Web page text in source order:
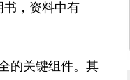
书，资料中有
的关键组件。其